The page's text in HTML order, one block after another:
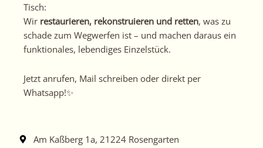
Tisch:
Wir restaurieren, rekonstruieren und retten, was zu
schade zum Wegwerfen ist – und machen daraus ein
funktionales, lebendiges Einzelstück.
Jetzt anrufen, Mail schreiben oder direkt per
Whatsapp!✨
Am Kaßberg 1a, 21224 Rosengarten